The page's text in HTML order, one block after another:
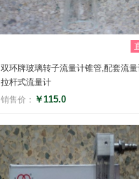
双环牌玻璃转子流量计锥管,配套流量
拉杆式流量计
销售价： ￥115.0
评分
()